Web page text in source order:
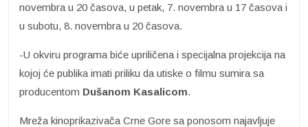
novembra u 20 časova, u petak, 7. novembra u 17 časova i
u subotu, 8. novembra u 20 časova.
-U okviru programa biće upriličena i specijalna projekcija na
kojoj će publika imati priliku da utiske o filmu sumira sa
producentom Dušanom Kasalicom.
Mreža kinoprikazivača Crne Gore sa ponosom najavljuje